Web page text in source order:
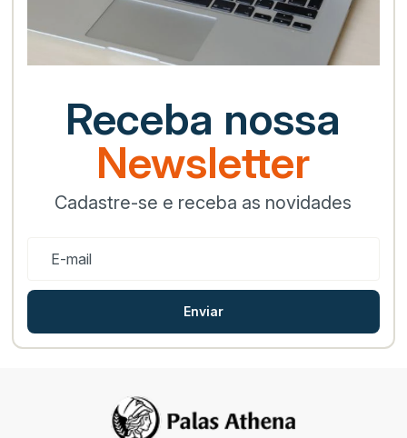
Receba nossa
Newsletter
Cadastre-se e receba as novidades
Enviar